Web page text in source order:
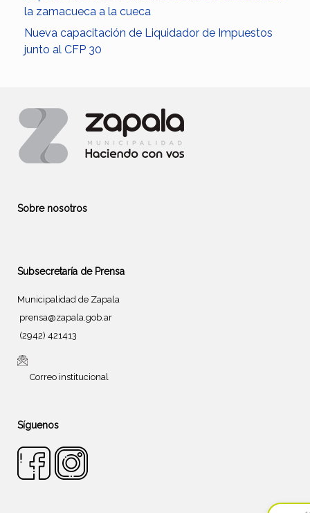
la zamacueca a la cueca
Nueva capacitación de Liquidador de Impuestos
junto al CFP 30
Sobre nosotros
Subsecretaría de Prensa
Municipalidad de Zapala
prensa@zapala.gob.ar
(2942) 421413
Correo institucional
Síguenos